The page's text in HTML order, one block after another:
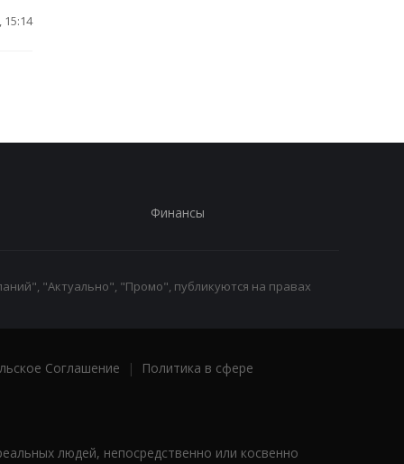
15:14
Финансы
"Актуально", "Промо", публикуются на правах
Соглашение |
Политика в сфере
людей, непосредственно или косвенно